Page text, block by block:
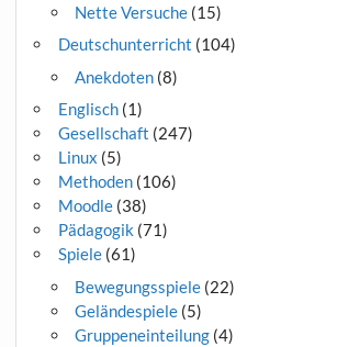
Nette Versuche(15)
Deutschunterricht (104)
Anekdoten(8)
Englisch(1)
Gesellschaft (247)
Linux (5)
Methoden(106)
Moodle(38)
Pädagogik (71)
Spiele(61)
Bewegungsspiele(22)
Geländespiele(5)
Gruppeneinteilung(4)